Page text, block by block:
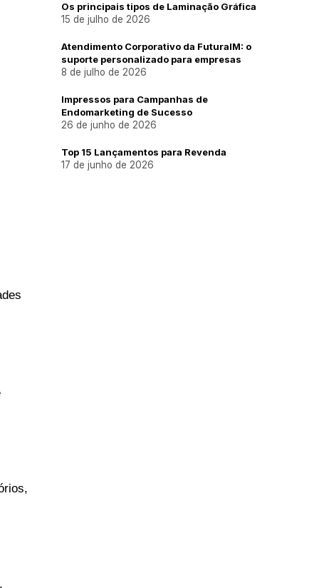
Os principais tipos de Laminação Gráfica
15 de julho de 2026
Atendimento Corporativo da FuturaIM: o
suporte personalizado para empresas
8 de julho de 2026
Impressos para Campanhas de
Endomarketing de Sucesso
26 de junho de 2026
Top 15 Lançamentos para Revenda
17 de junho de 2026